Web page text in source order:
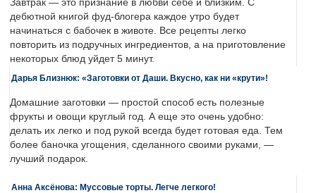
Завтрак — это признание в любви себе и близким. С
дебютной книгой фуд-блогера каждое утро будет
начинаться с бабочек в животе. Все рецепты легко
повторить из подручных ингредиентов, а на приготовление
некоторых блюд уйдет 5 минут.
Дарья Близнюк: «Заготовки от Даши. Вкусно, как ни «крути»!
Домашние заготовки — простой способ есть полезные
фрукты и овощи круглый год. А еще это очень удобно:
делать их легко и под рукой всегда будет готовая еда. Тем
более баночка угощения, сделанного своими руками, —
лучший подарок.
Анна Аксёнова: Муссовые торты. Легче легкого!